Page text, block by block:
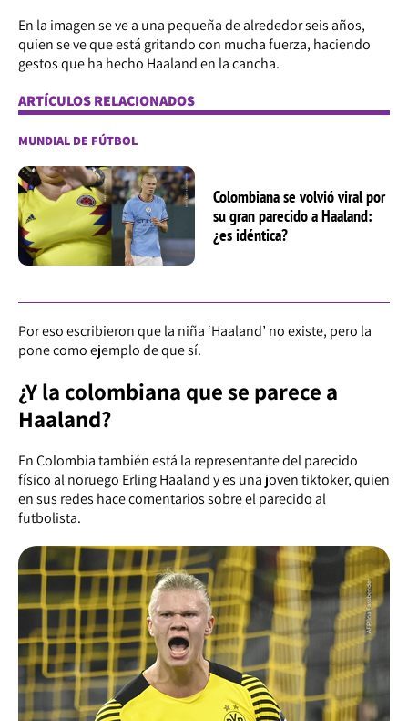
En la imagen se ve a una pequeña de alrededor seis años,
quien se ve que está gritando con mucha fuerza, haciendo
gestos que ha hecho Haaland en la cancha.
ARTÍCULOS RELACIONADOS
MUNDIAL DE FÚTBOL
Colombiana se volvió viral por
su gran parecido a Haaland:
¿es idéntica?
Por eso escribieron que la niña ‘Haaland’ no existe, pero la
pone como ejemplo de que sí.
¿Y la colombiana que se parece a
Haaland?
En Colombia también está la representante del parecido
físico al noruego Erling Haaland y es una joven tiktoker, quien
en sus redes hace comentarios sobre el parecido al
futbolista.